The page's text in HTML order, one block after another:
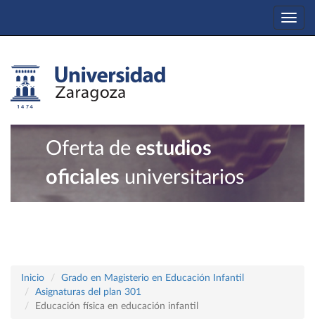
Oferta de estudios
oficiales universitarios
Inicio
Grado en Magisterio en Educación Infantil
Asignaturas del plan 301
Educación física en educación infantil